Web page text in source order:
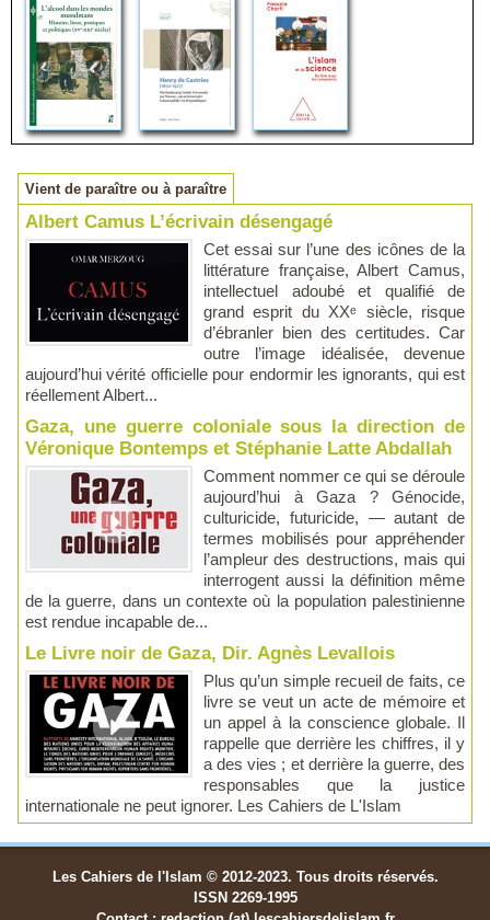
Vient de paraître ou à paraître
Albert Camus L’écrivain désengagé
Cet essai sur l’une des icônes de la
littérature française, Albert Camus,
intellectuel adoubé et qualifié de
grand esprit du XXᵉ siècle, risque
d’ébranler bien des certitudes. Car
outre l’image idéalisée, devenue
aujourd’hui vérité officielle pour endormir les ignorants, qui est
réellement Albert...
Gaza, une guerre coloniale sous la direction de
Véronique Bontemps et Stéphanie Latte Abdallah
Comment nommer ce qui se déroule
aujourd’hui à Gaza ? Génocide,
culturicide, futuricide, — autant de
termes mobilisés pour appréhender
l’ampleur des destructions, mais qui
interrogent aussi la définition même
de la guerre, dans un contexte où la population palestinienne
est rendue incapable de...
Le Livre noir de Gaza, Dir. Agnès Levallois
Plus qu’un simple recueil de faits, ce
livre se veut un acte de mémoire et
un appel à la conscience globale. Il
rappelle que derrière les chiffres, il y
a des vies ; et derrière la guerre, des
responsables que la justice
internationale ne peut ignorer. Les Cahiers de L'Islam
Les Cahiers de l'Islam © 2012-2023. Tous droits réservés.
ISSN 2269-1995